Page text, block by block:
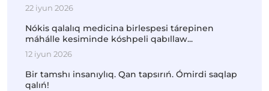
22 iyun 2026
Nókis qalalıq medicina birlespesi tárepinen
máhálle kesiminde kóshpeli qabıllaw...
12 iyun 2026
Bir tamshı insanıylıq. Qan tapsırıń. Ómirdi saqlap
qalıń!